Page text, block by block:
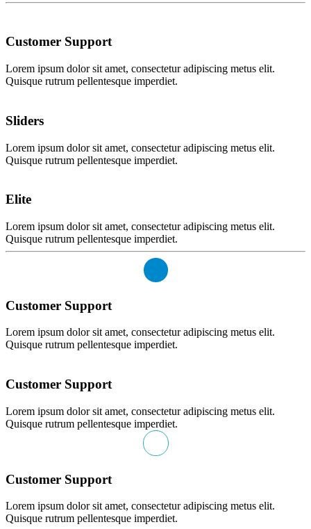
Customer Support
Lorem ipsum dolor sit amet, consectetur adipiscing metus elit.
Quisque rutrum pellentesque imperdiet.
Sliders
Lorem ipsum dolor sit amet, consectetur adipiscing metus elit.
Quisque rutrum pellentesque imperdiet.
Elite
Lorem ipsum dolor sit amet, consectetur adipiscing metus elit.
Quisque rutrum pellentesque imperdiet.
Customer Support
Lorem ipsum dolor sit amet, consectetur adipiscing metus elit.
Quisque rutrum pellentesque imperdiet.
Customer Support
Lorem ipsum dolor sit amet, consectetur adipiscing metus elit.
Quisque rutrum pellentesque imperdiet.
Customer Support
Lorem ipsum dolor sit amet, consectetur adipiscing metus elit.
Quisque rutrum pellentesque imperdiet.